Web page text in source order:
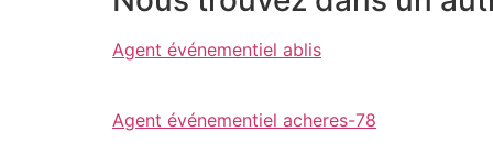
Agent événementiel ablis
Agent événementiel acheres-78